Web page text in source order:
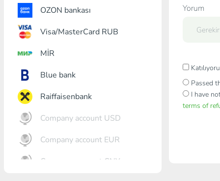
OZON bankası
Visa/MasterCard RUB
MİR
Blue bank
Raiffaisenbank
Company account USD
Company account EUR
Company account CNY
Yorum
Passed
I have
terms of